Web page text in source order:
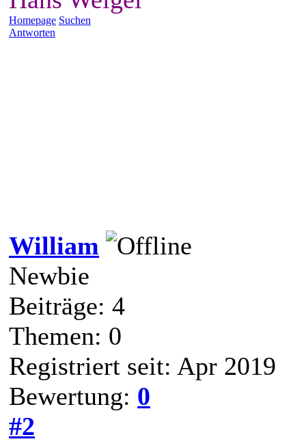
Homepage Suchen
Antworten
William
Newbie
Beiträge: 4
Themen: 0
Registriert seit: Apr 2019
Bewertung: 0
#2